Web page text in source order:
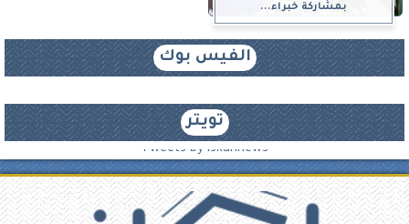
بمشاركة خبراء...
الفيس بوك
تويتر
Tweets by iskannews